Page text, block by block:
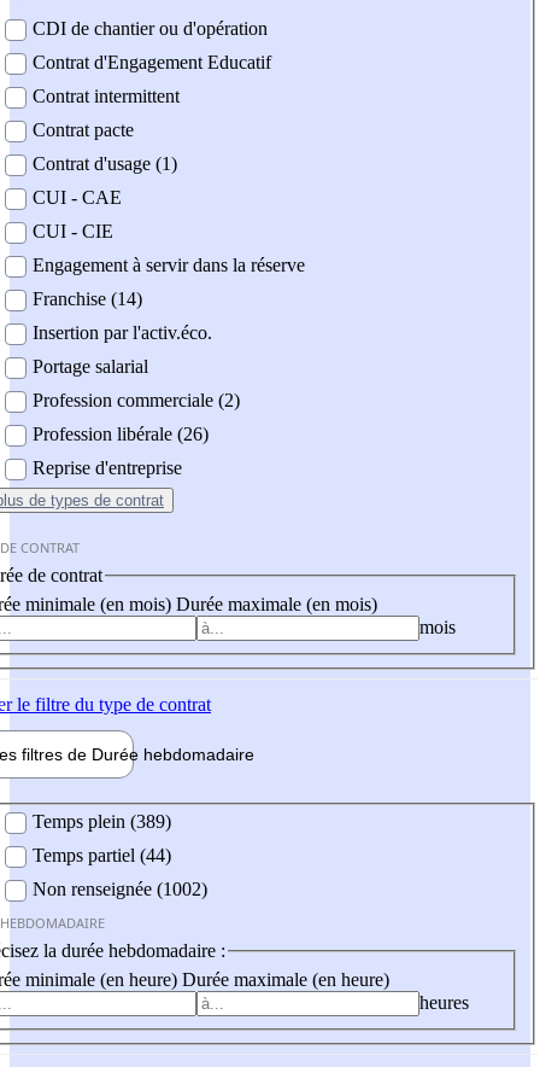
CDI de chantier ou d'opération
Contrat d'Engagement Educatif
Contrat intermittent
Contrat pacte
Contrat d'usage (1)
CUI - CAE
CUI - CIE
Engagement à servir dans la réserve
Franchise (14)
Insertion par l'activ.éco.
Portage salarial
Profession commerciale (2)
Profession libérale (26)
Reprise d'entreprise
de types de contrat
CONTRAT
de contrat
minimale (en mois) Durée maximale (en mois)
mois
le filtre du type de contrat
filtres de Durée hebdomadaire
Temps plein (389)
Temps partiel (44)
Non renseignée (1002)
la durée hebdomadaire :
minimale (en heure) Durée maximale (en heure)
heures